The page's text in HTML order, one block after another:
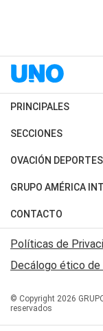
PRINCIPALES
Últimas Noticias
Política
Judiciales
Economia
SECCIONES
Horóscopo
Motores
Trucos caseros
Series y Películas
Edictos y Solicitadas
OVACIÓN DEPORTES
Fútbol
Mundial
Automovilismo
Rugby
Básquet
GRUPO AMÉRICA
Canal 7 en Vivo
San Juan 8
CONTACTO
Acerca de Nosotros
Contactanos
Políticas de
Decálogo ético de
© Copyright 2026
reservados